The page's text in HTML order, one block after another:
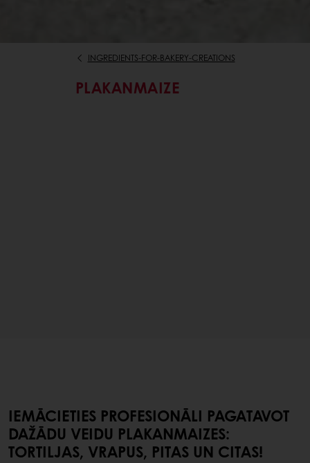
INGREDIENTS-FOR-BAKERY-CREATIONS
PLAKANMAIZE
IEMĀCIETIES PROFESIONĀLI PAGATAVOT
DAŽĀDU VEIDU PLAKANMAIZES:
TORTILJAS, VRAPUS, PITAS UN CITAS!